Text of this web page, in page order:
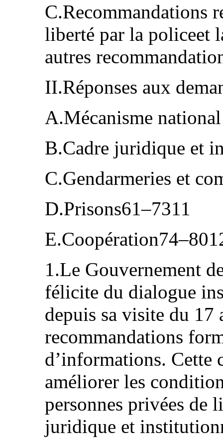
C.Recommandations
liberté par la policeet
autres
II.Réponses aux
A.Mécanisme
B.Cadre juridique et
C.Gendarmeries et
D.Prisons61–7311
1.Le Gouvernement
félicite du dialogue
depuis sa visite du 17
recommandations
d’informations. Cette
améliorer les
personnes privées de
juridique et